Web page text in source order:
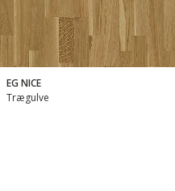
EG NICE
Trægulve